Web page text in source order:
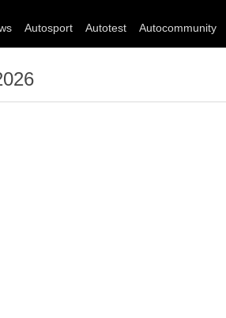
Autosport Autotest Autocommunity